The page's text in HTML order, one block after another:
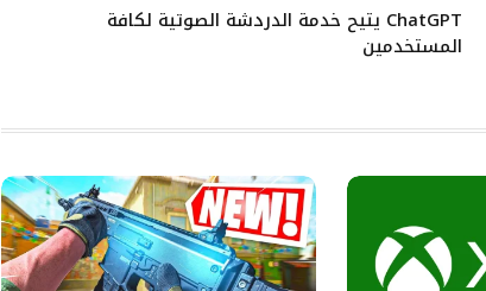
ChatGPT يتيح خدمة الدردشة الصوتية لكافة
المستخدمين